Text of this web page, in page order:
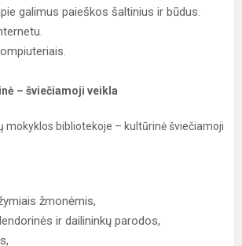
galimus paieškos šaltinius ir būdus.
– šviečiamoji veikla
mokyklos bibliotekoje – kultūrinė šviečiamoji
žmonėmis,
ir dailininkų parodos,